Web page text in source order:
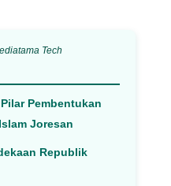
Tech
Pembentukan
Joresan
Republik